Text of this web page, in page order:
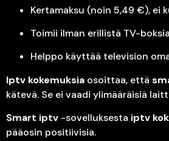
Kertamaksu (noin 5,49 €), ei
Toimii ilman erillistä TV-boksia
Helppo käyttää television
Iptv kokemuksia osoittaa, että
kätevä. Se ei vaadi ylimääräisiä
Smart iptv -sovelluksesta iptv
pääosin positiivisia.